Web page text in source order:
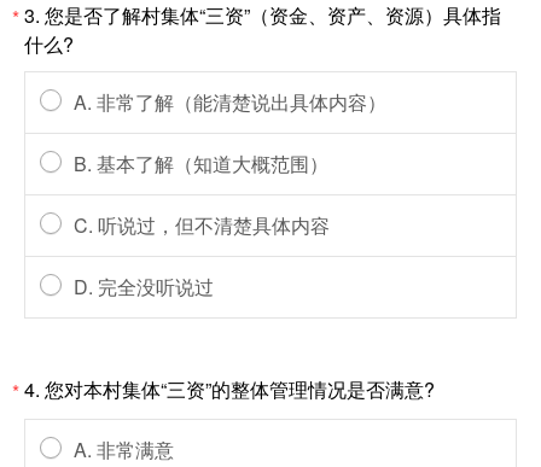
*3. 您是否了解村集体“三资”（资金、资产、资源）具体指
什么?
A. 非常了解（能清楚说出具体内容）
B. 基本了解（知道大概范围）
C. 听说过，但不清楚具体内容
D. 完全没听说过
*4. 您对本村集体“三资”的整体管理情况是否满意?
A. 非常满意